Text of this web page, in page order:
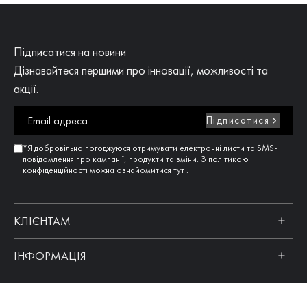
Підписатися на новини
Дізнавайтеся першими про інновації, можливості та
акції.
Підписатися
*Я добровільно погоджуюся отримувати електронні листи та SMS-
повідомлення про кампанії, продукти та зміни. З політикою
конфіденційності можна ознайомитися тут .
КЛІЄНТАМ
ІНФОРМАЦІЯ